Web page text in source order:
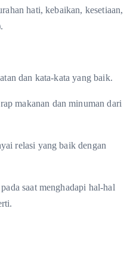
hati, kebaikan, kesetiaan,
dan kata-kata yang baik.
makanan dan minuman dari
relasi yang baik dengan
saat menghadapi hal-hal